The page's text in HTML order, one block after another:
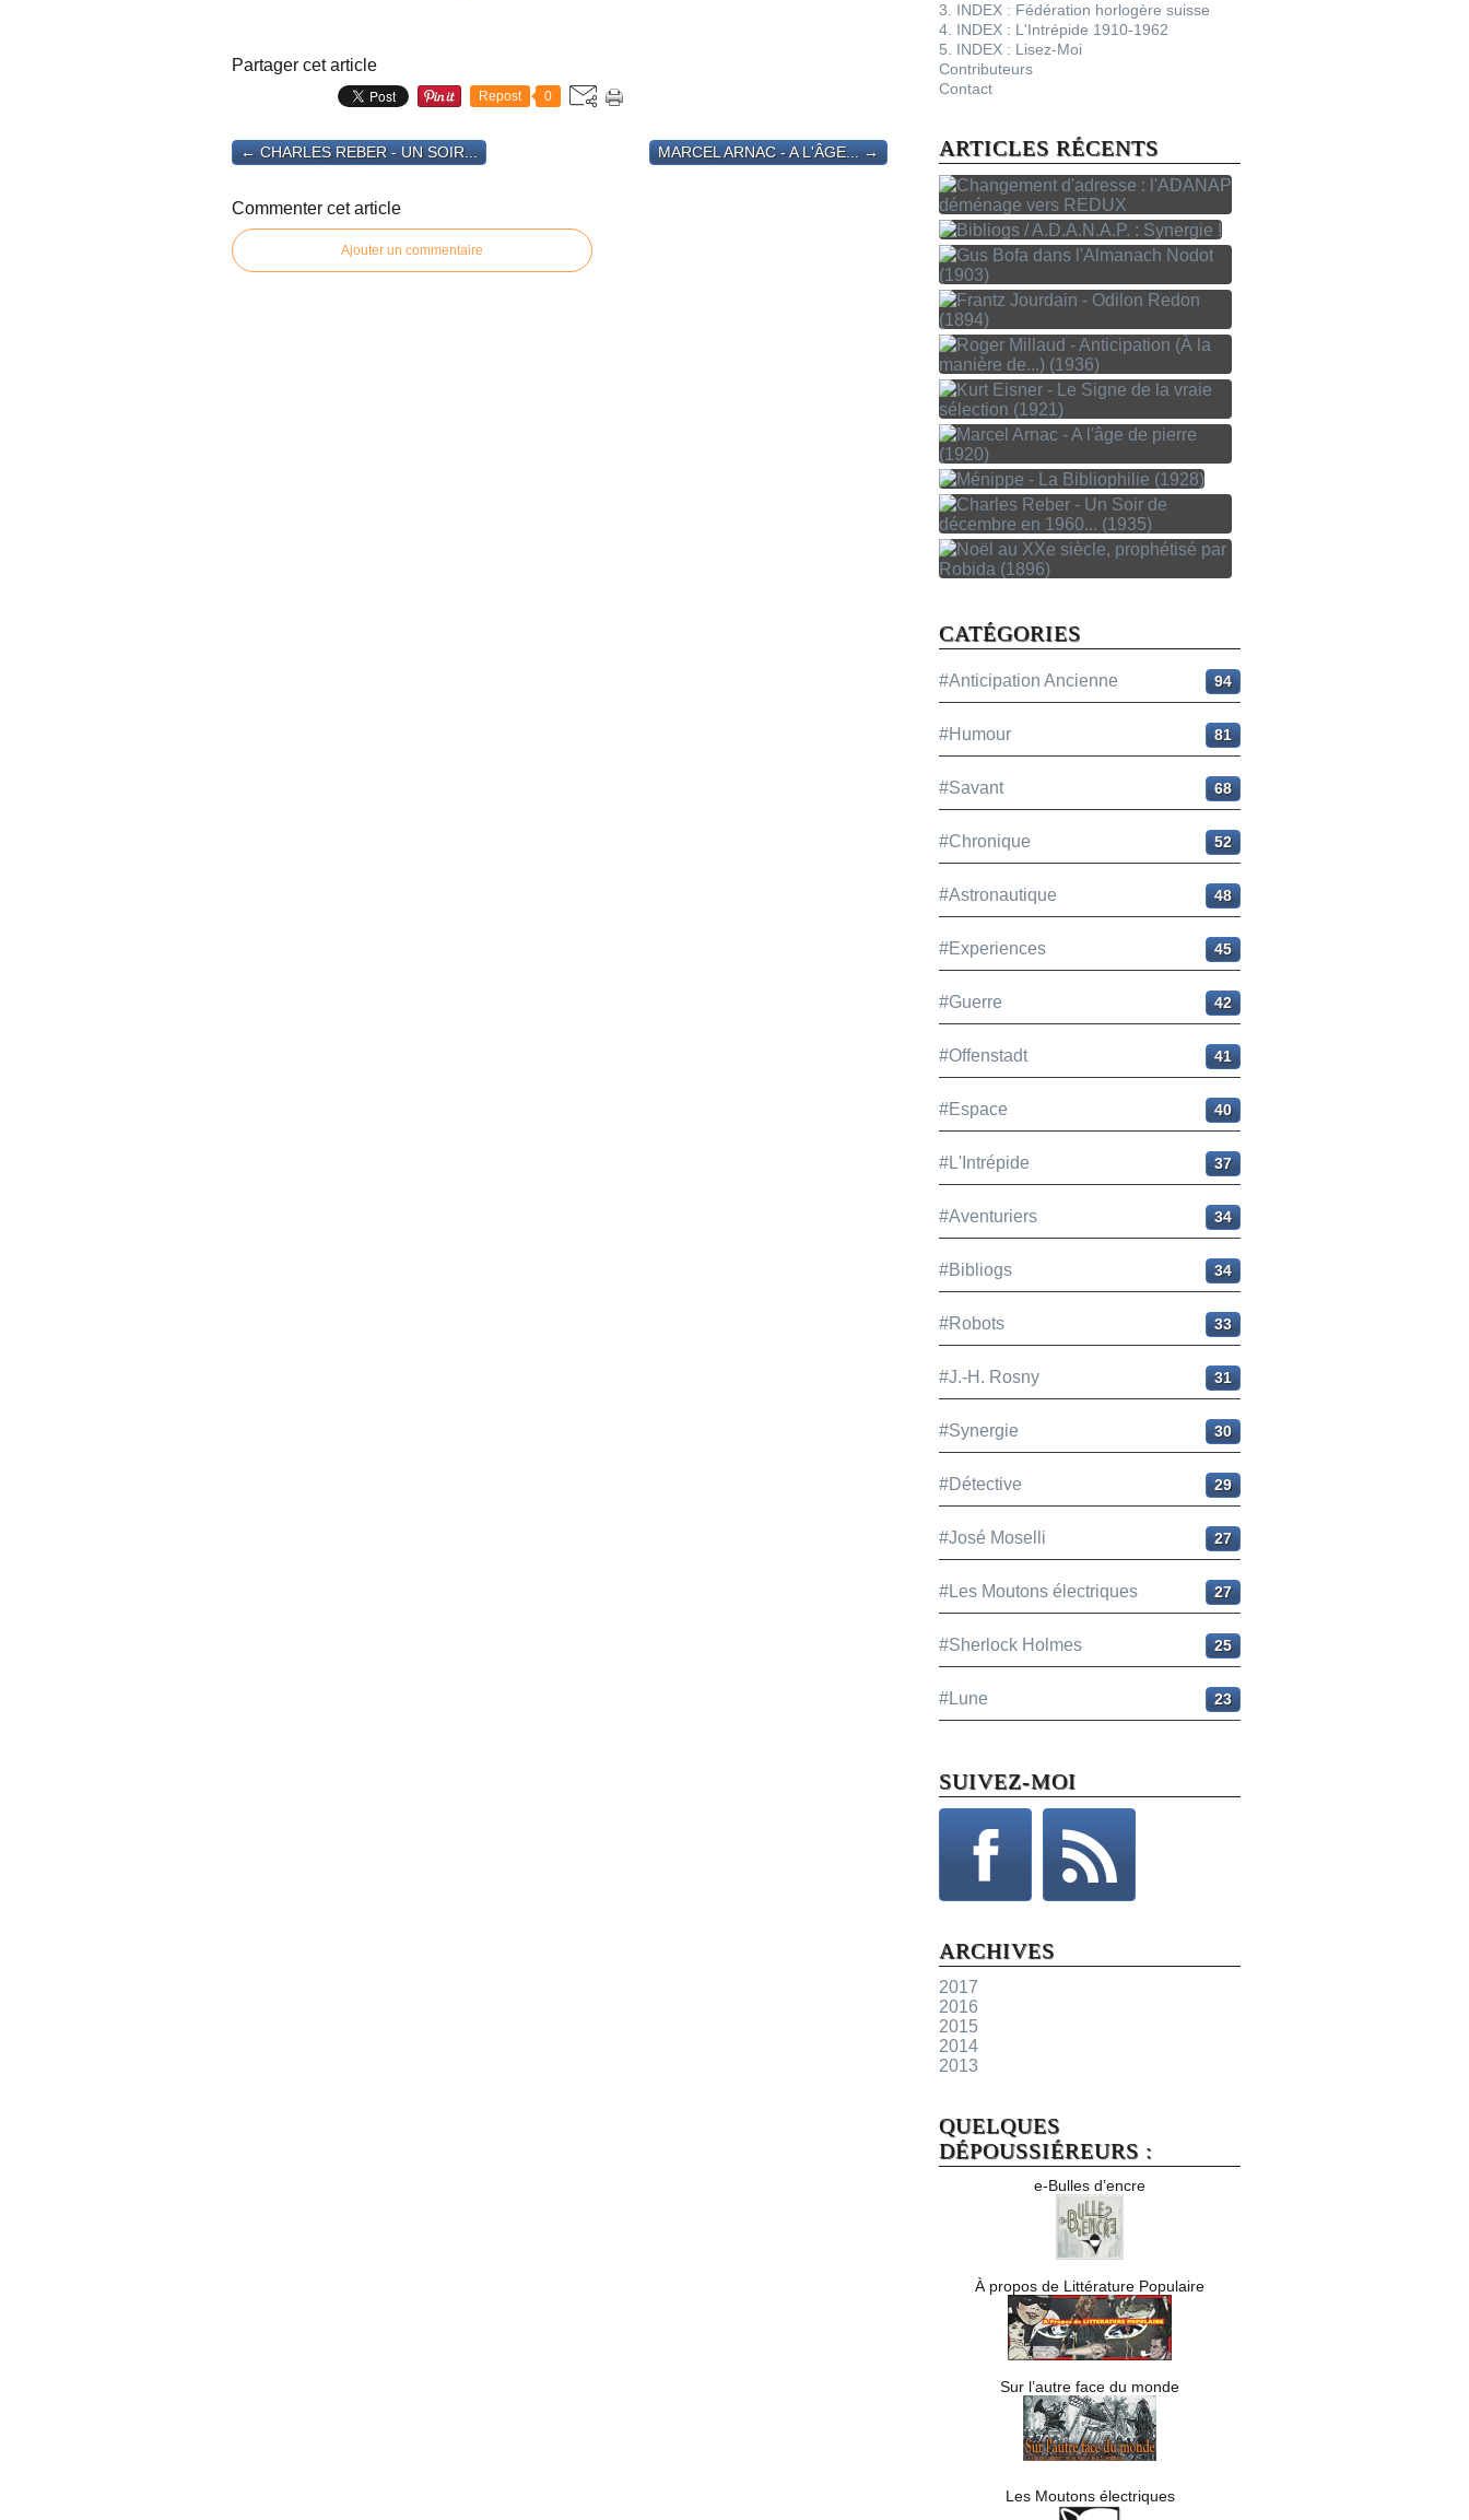
Partager cet article
Repost 0
← CHARLES REBER - UN SOIR... MARCEL ARNAC - A L'ÂGE... →
Commenter cet article
Ajouter un commentaire
3. INDEX : Fédération horlogère suisse
4. INDEX : L'Intrépide 1910-1962
5. INDEX : Lisez-Moi
Contributeurs
Contact
ARTICLES RÉCENTS
CATÉGORIES
#Anticipation Ancienne 94
#Humour 81
#Savant 68
#Chronique 52
#Astronautique 48
#Experiences 45
#Guerre 42
#Offenstadt 41
#Espace 40
#L'Intrépide 37
#Aventuriers 34
#Bibliogs 34
#Robots 33
#J.-H. Rosny 31
#Synergie 30
#Détective 29
#José Moselli 27
#Les Moutons électriques 27
#Sherlock Holmes 25
#Lune 23
SUIVEZ-MOI
ARCHIVES
2017
2016
2015
2014
2013
QUELQUES
DÉPOUSSIÉREURS :
e-Bulles d’encre
À propos de Littérature Populaire
Sur l’autre face du monde
Les Moutons électriques